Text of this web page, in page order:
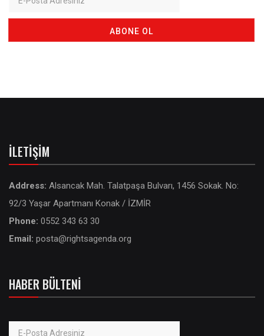
İLETIŞIM
Address: Alsancak Mah. Talatpaşa Bulvarı, 1456 Sokak. No:
92/3 Yaşar Apartmanı Konak / İZMİR
Phone: 0552 343 63 30
Email: posta@rightsagenda.org
HABER BÜLTENI